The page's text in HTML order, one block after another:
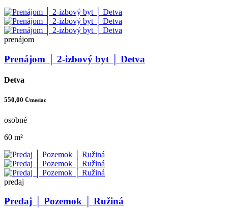
prenájom
Prenájom │ 2-izbový byt │ Detva
Detva
550,00 €/mesiac
osobné
60 m²
predaj
Predaj │ Pozemok │ Ružiná